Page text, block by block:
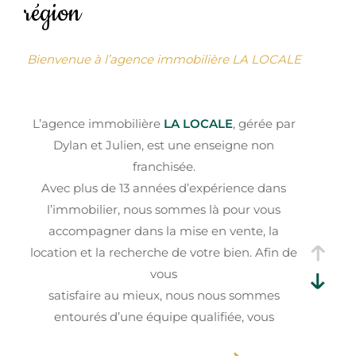
région
Bienvenue à l’agence immobilière LA LOCALE
L’agence immobilière LA LOCALE, gérée par
Dylan et Julien, est une enseigne non
franchisée.
Avec plus de 13 années d’expérience dans
l’immobilier, nous sommes là pour vous
accompagner dans la mise en vente, la
location et la recherche de votre bien. Afin de
vous
satisfaire au mieux, nous nous sommes
entourés d’une équipe qualifiée, vous
Pièces
AFFINER LES CRITÈRES
TERRASSE PARKING